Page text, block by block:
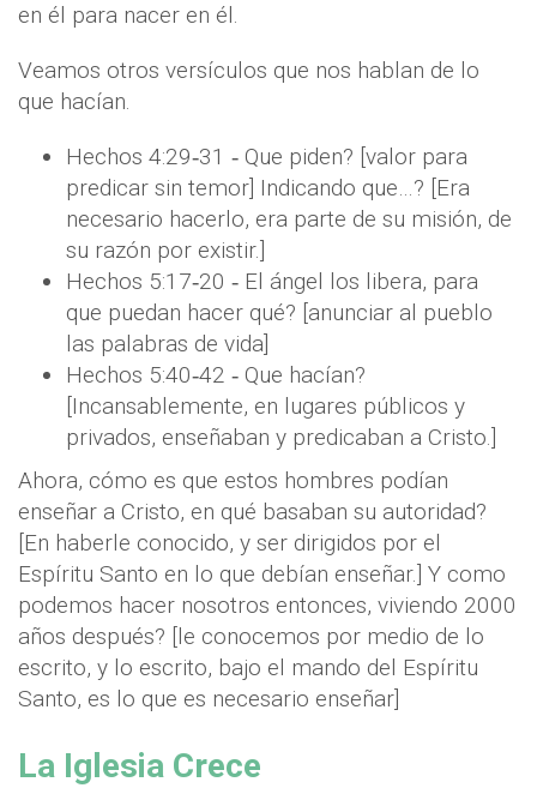
en él para nacer en él.
Veamos otros versículos que nos hablan de lo
que hacían.
Hechos 4:29‐31 ‐ Que piden? [valor para
predicar sin temor] Indicando que…? [Era
necesario hacerlo, era parte de su misión, de
su razón por existir.]
Hechos 5:17‐20 ‐ El ángel los libera, para
que puedan hacer qué? [anunciar al pueblo
las palabras de vida]
Hechos 5:40‐42 ‐ Que hacían?
[Incansablemente, en lugares públicos y
privados, enseñaban y predicaban a Cristo.]
Ahora, cómo es que estos hombres podían
enseñar a Cristo, en qué basaban su autoridad?
[En haberle conocido, y ser dirigidos por el
Espíritu Santo en lo que debían enseñar.] Y como
podemos hacer nosotros entonces, viviendo 2000
años después? [le conocemos por medio de lo
escrito, y lo escrito, bajo el mando del Espíritu
Santo, es lo que es necesario enseñar]
La Iglesia Crece